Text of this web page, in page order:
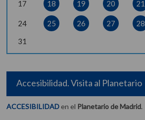
17 18 19 20 21
24 25 26 27 28
31
Accesibilidad. Visita al Planetario
ACCESIBILIDAD en el Planetario de Madrid.